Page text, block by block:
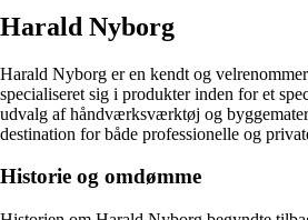
Harald Nyborg
Harald Nyborg er en kendt og
specialiseret sig i produkter inden for et
udvalg af håndværksværktøj og
destination for både professionelle og
Historie og omdømme